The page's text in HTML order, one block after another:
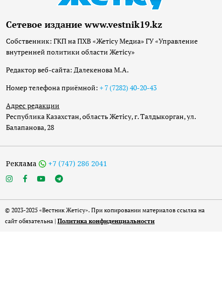
Сетевое издание www.vestnik19.kz
Собственник: ГКП на ПХВ «Жетісу Медиа» ГУ «Управление
внутренней политики области Жетісу»
Редактор веб-сайта: Далекенова М.А.
Номер телефона приёмной: + 7 (7282) 40-20-43
Адрес редакции
Республика Казахстан, область Жетісу, г. Талдыкорган, ул.
Балапанова, 28
Реклама +7 (747) 286 2041
© 2023-2025 «Вестник Жетісу». При копировании материалов ссылка на
сайт обязательна | Политика конфиденциальности